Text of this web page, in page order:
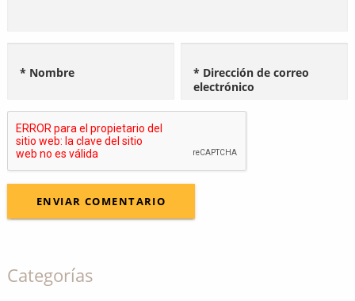
* Nombre
* Dirección de correo
electrónico
Categorías